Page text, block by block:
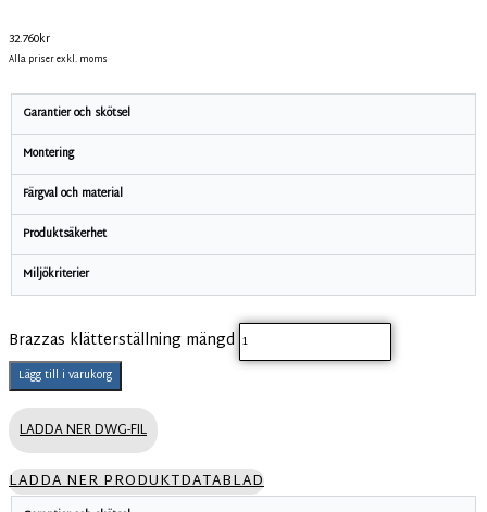
32.760kr
Alla priser exkl. moms
Garantier och skötsel
Montering
Färgval och material
Produktsäkerhet
Miljökriterier
Brazzas klätterställning mängd
Lägg till i varukorg
LADDA NER DWG-FIL
LADDA NER PRODUKTDATABLAD